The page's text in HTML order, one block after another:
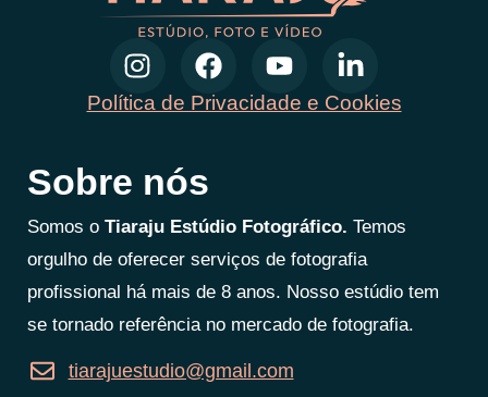
Política de Privacidade e Cookies
Sobre nós
Somos o Tiaraju Estúdio Fotográfico. Temos
orgulho de oferecer serviços de fotografia
profissional há mais de 8 anos. Nosso estúdio tem
se tornado referência no mercado de fotografia.
tiarajuestudio@gmail.com